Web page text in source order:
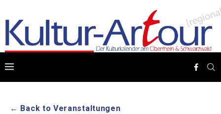
← Back to Veranstaltungen